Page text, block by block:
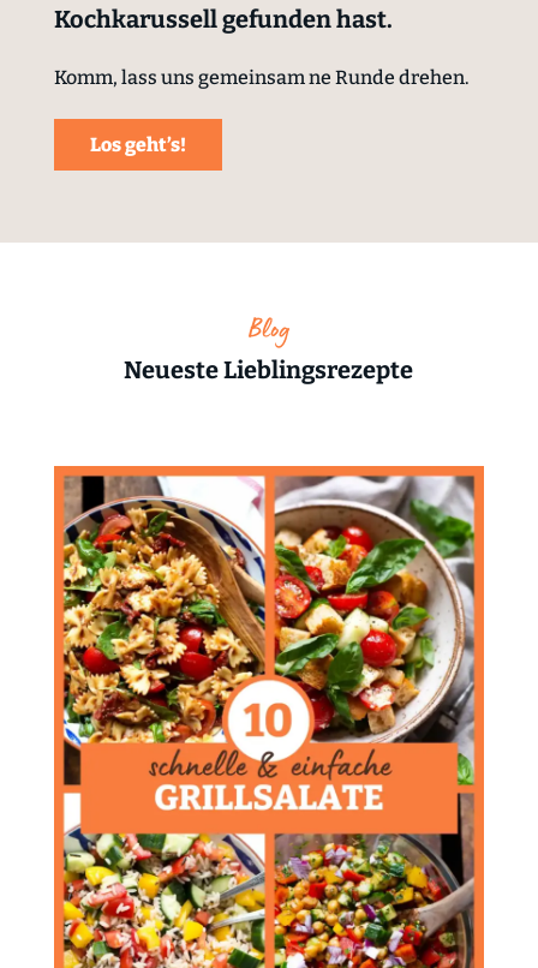
Kochkarussell gefunden hast.
Komm, lass uns gemeinsam ne Runde drehen.
Los geht’s!
Blog
Neueste Lieblingsrezepte